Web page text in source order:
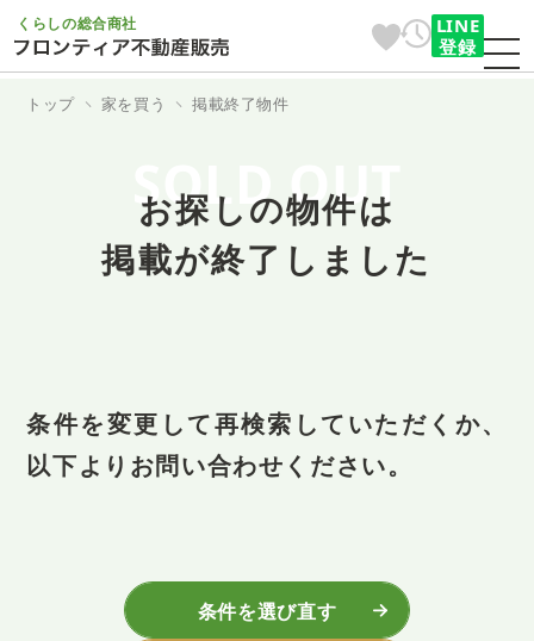
くらしの総合商社
LINE
登録
トップ 家を買う 掲載終了物件
SOLD OUT
お探しの物件は
掲載が終了しました
条件を変更して再検索していただくか、
以下よりお問い合わせください。
条件を選び直す